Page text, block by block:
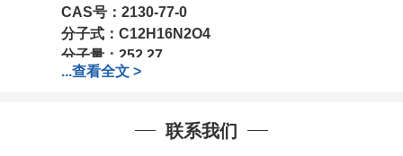
CAS号： 2130-77-0
分子式： C12H16N2O4
分子量： 252.27
包装：1Mg ; 5Mg;10Mg ;100Mg;250Mg ;500Mg
我司对高校及科研单位先发货和
作中有用到的试剂,欢迎前来询购,如若出现质量问题,
...查看全文 >
联系我们